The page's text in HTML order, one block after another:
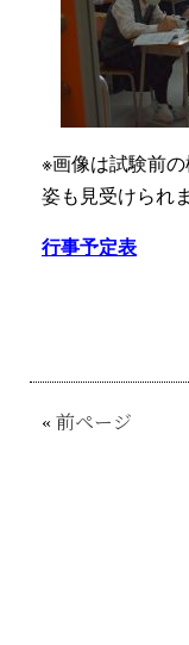
※画像は試験前
姿も見受けられま
行事予定表
« 前ページ